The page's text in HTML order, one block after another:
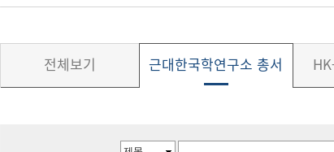
전체보기 근대한국학연구소 총서